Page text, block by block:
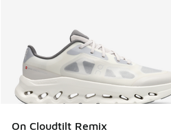
On Cloudtilt Remix